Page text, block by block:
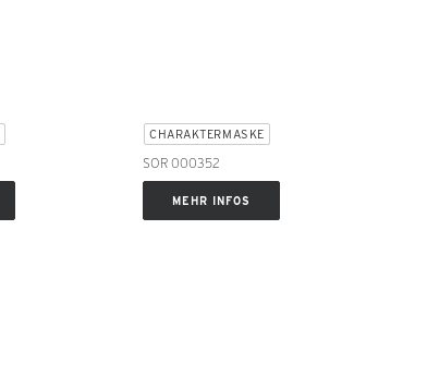
CHARAKTERMASKE
SOR 000352
MEHR INFOS